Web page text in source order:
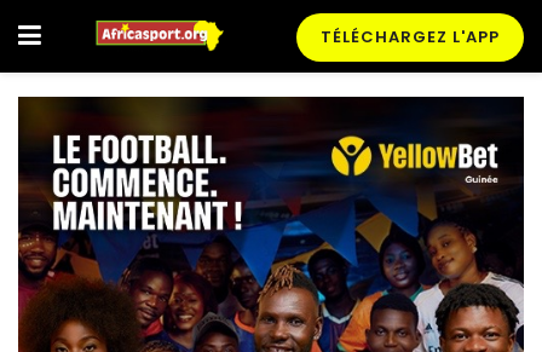
TÉLÉCHARGEZ L'APP